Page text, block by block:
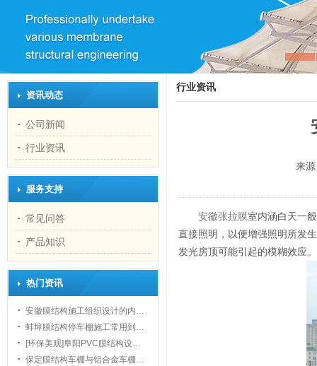
资讯动态
公司新闻
行业资讯
服务支持
常见问答
产品知识
热门资讯
安徽膜结构施工组织设计的内…
蚌埠膜结构停车棚施工常用到…
[环保美观]阜阳PVC膜结构设…
保定膜结构车棚与铝合金车棚…
行业资讯
来
安徽张拉膜室内涵白天一
直接照明，以便增强照明所发
发光房顶可能引起的模糊效应。